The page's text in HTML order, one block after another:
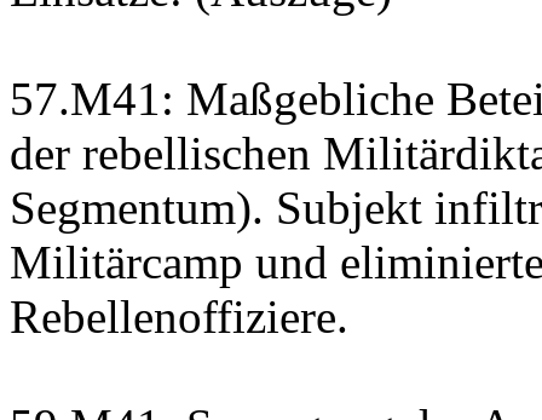
57.M41: Maßgebliche
der rebellischen
Segmentum). Subjekt
Militärcamp und
Rebellenoffiziere.